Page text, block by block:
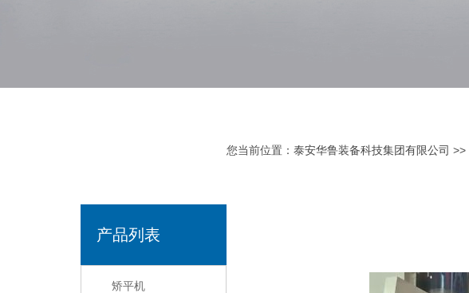
产品列表
矫平机
您当前位置： 泰安华鲁装备科技集团有限公司 >>